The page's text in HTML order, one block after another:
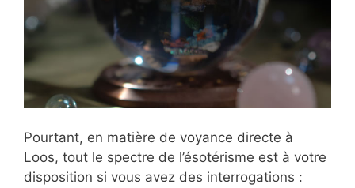
Pourtant, en matière de voyance directe à
Loos, tout le spectre de l’ésotérisme est à votre
disposition si vous avez des interrogations :